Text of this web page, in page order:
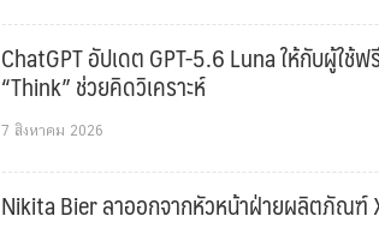
ChatGPT อัปเดต GPT-5.6 Luna ให้กับผู้ใ
“Think” ช่วยคิดวิเคราะห์
7 สิงหาคม 2026
Nikita Bier ลาออกจากหัวหน้าฝ่ายผลิตภัณฑ์